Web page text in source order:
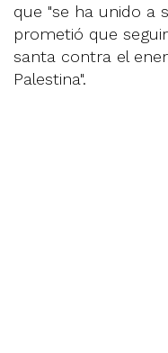
que "se ha unido a
prometió que
santa contra el
Palestina".